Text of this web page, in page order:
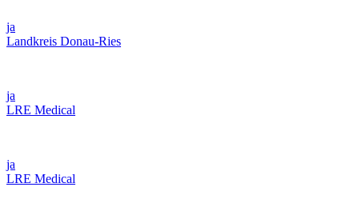
ja
Landkreis Donau-Ries
ja
LRE Medical
ja
LRE Medical